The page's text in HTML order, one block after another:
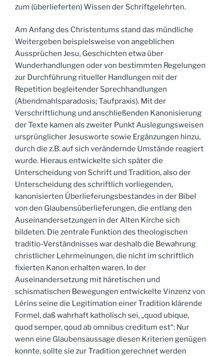
zum (überlieferten) Wissen der Schriftgelehrten.
Am Anfang des Christentums stand das mündliche
Weitergeben beispielsweise von angeblichen
Aussprüchen Jesu, Geschichten etwa über
Wunderhandlungen oder von bestimmten Regelungen
zur Durchführung ritueller Handlungen mit der
Repetition begleitender Sprechhandlungen
(Abendmahlsparadosis; Taufpraxis). Mit der
Verschriftlichung und anschließenden Kanonisierung
der Texte kamen als zweiter Punkt Auslegungsweisen
ursprünglicher Jesusworte sowie Ergänzungen hinzu,
durch die z.B. auf sich verändernde Umstände reagiert
wurde. Hieraus entwickelte sich später die
Unterscheidung von Schrift und Tradition, also der
Unterscheidung des schriftlich vorliegenden,
kanonisierten Überlieferungsbestandes in der Bibel
von den Glaubensüberlieferungen, die entlang den
Auseinandersetzungen in der Alten Kirche sich
bildeten. Die zentrale Funktion des theologischen
traditio-Verständnisses war deshalb die Bewahrung
christlicher Lehrmeinungen, die nicht im schriftlich
fixierten Kanon erhalten waren. In der
Auseinandersetzung mit häretischen und
schismatischen Bewegungen entwickelte Vinzenz von
Lérins seine die Legitimation einer Tradition klärende
Formel, daß wahrhaft katholisch sei, „quod ubique,
quod semper, qoud ab omnibus creditum est“: Nur
wenn eine Glaubensaussage diesen Kriterien genügen
konnte, sollte sie zur Tradition gerechnet werden